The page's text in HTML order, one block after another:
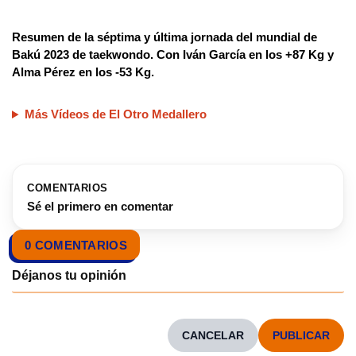
Resumen de la séptima y última jornada del mundial de
Bakú 2023 de taekwondo. Con Iván García en los +87 Kg y
Alma Pérez en los -53 Kg.
Más Vídeos de El Otro Medallero
COMENTARIOS
Sé el primero en comentar
0 COMENTARIOS
CANCELAR